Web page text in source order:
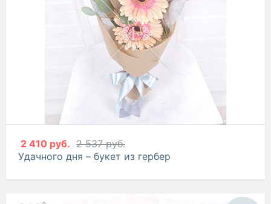
2 410 руб. 2 537 руб.
Удачного дня – букет из гербер